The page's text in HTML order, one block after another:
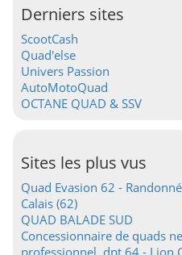
Derniers sites
ScootCash
Quad'else
Univers Passion
AutoMotoQuad
OCTANE QUAD & SSV
Sites les plus vus
Quad Evasion 62 -
Calais (62)
QUAD BALADE SUD
Concessionnaire de quads
professionnel, dpt 64 - Lion